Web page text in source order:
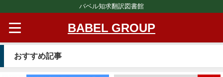
バベル知求翻訳図書館
BABEL GROUP
おすすめ記事